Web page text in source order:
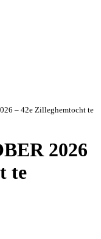
– 42e Zilleghemtocht te
2026
te